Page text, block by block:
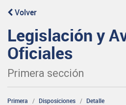
Volver
Legislación y
Oficiales
Primera sección
Primera Disposiciones Detalle